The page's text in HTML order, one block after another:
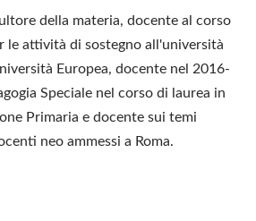
della materia, docente al corso
le attività di sostegno all'università
Europea, docente nel 2016-
Speciale nel corso di laurea in
Primaria e docente sui temi
neo ammessi a Roma.